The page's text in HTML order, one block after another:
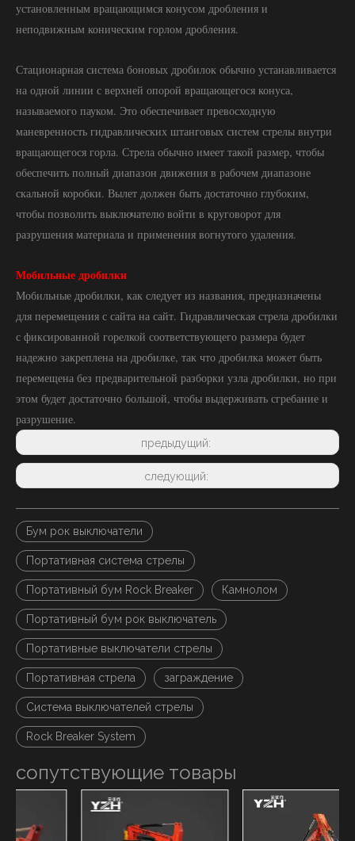
установленным вращающимся конусом дробления и
неподвижным коническим горлом дробления.
Стационарная система боновых дробилок обычно устанавливается
на одной линии с верхней опорой вращающегося конуса,
называемого пауком. Это обеспечивает превосходную
маневренность гидравлических штанговых систем стрелы внутри
вращающегося горла. Стрела обычно имеет такой размер, чтобы
обеспечить полный диапазон движения в рабочем диапазоне
скальной коробки. Вылет должен быть достаточно глубоким,
чтобы позволить выключателю войти в круговорот для
разрушения материала и применения вогнутого удаления.
Мобильные дробилки
Мобильные дробилки, как следует из названия, предназначены
для перемещения с сайта на сайт. Гидравлическая стрела дробилки
с фиксированной горелкой соответствующего размера будет
надежно закреплена на дробилке, так что дробилка может быть
перемещена без предварительной разборки узла дробилки, но при
этом будет достаточно большой, чтобы выдерживать сгребание и
разрушение.
предыдущий:
следующий:
Бум рок выключатели
Портативная система стрелы
Портативный бум Rock Breaker Камнолом
Портативный бум рок выключатель
Портативные выключатели стрелы
Портативная стрела заграждение
Система выключателей стрелы
Rock Breaker System
сопутствующие товары